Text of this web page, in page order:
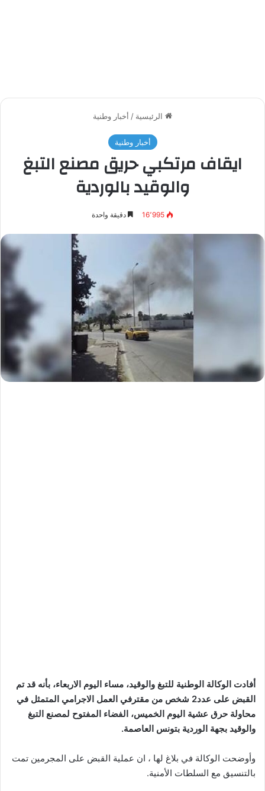
الرئيسية / أخبار وطنية
أخبار وطنية
ايقاف مرتكبي حريق مصنع التبغ
والوقيد بالوردية
16٬995 دقيقة واحدة
أفادت الوكالة الوطنية للتبغ والوقيد، مساء اليوم الاربعاء، بأنه قد تم
القبض على عدد2 شخص من مقترفي العمل الاجرامي المتمثل في
محاولة حرق عشية اليوم الخميس، الفضاء المفتوح لمصنع التبغ
والوقيد بجهة الوردية بتونس العاصمة.
وأوضحت الوكالة في بلاغ لها ، ان عملية القبض على المجرمين تمت
بالتنسيق مع السلطات الأمنية.